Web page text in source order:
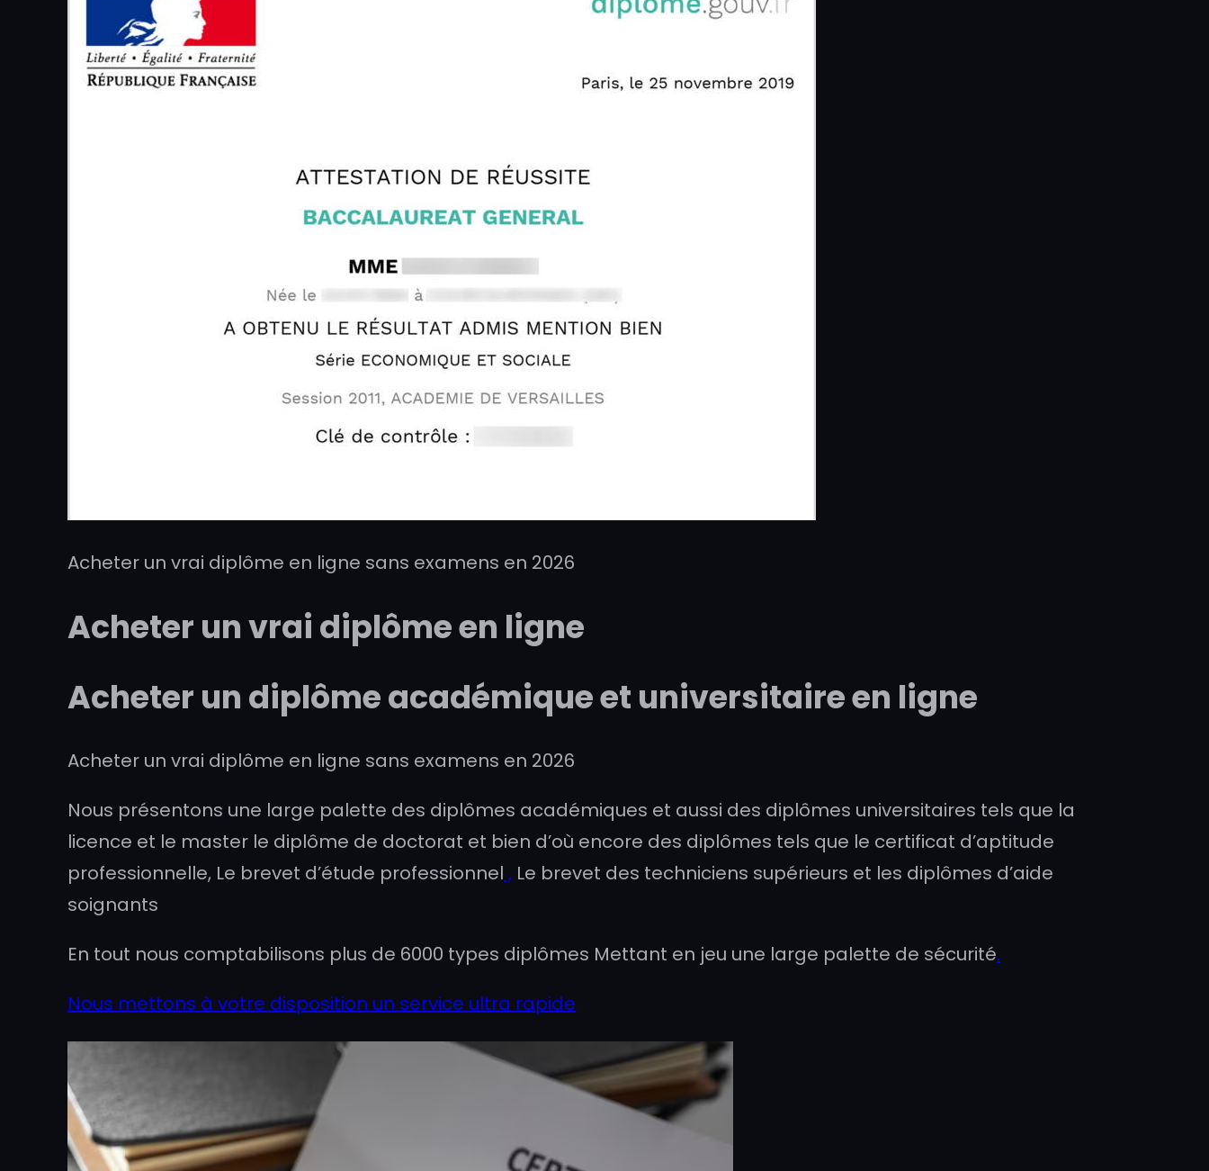
Acheter un vrai diplôme en ligne sans examens en 2026
Acheter un vrai diplôme en ligne
Acheter un diplôme académique et universitaire en ligne
Acheter un vrai diplôme en ligne sans examens en 2026
Nous présentons une large palette des diplômes académiques et aussi des diplômes universitaires tels que la
licence et le master le diplôme de doctorat et bien d’où encore des diplômes tels que le certificat d’aptitude
professionnelle, Le brevet d’étude professionnel , Le brevet des techniciens supérieurs et les diplômes d’aide
soignants
En tout nous comptabilisons plus de 6000 types diplômes Mettant en jeu une large palette de sécurité.
Nous mettons à votre disposition un service ultra rapide